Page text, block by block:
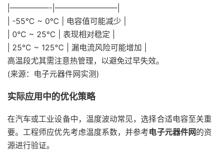
|—————-|————————|
| -55℃ ~ 0℃ | 电容值可能减少 |
| 0℃ ~ 25℃ | 表现相对稳定 |
| 25℃ ~ 125℃ | 漏电流风险可能增加 |
高温段尤其需注意热管理，以避免过早失效。
(来源：电子元器件网实测)
实际应用中的优化策略
在汽车或工业设备中，温度波动常见，选择合适电容至关重
要。工程师应优先考虑温度系数，并参考电子元器件网的资
源进行验证。